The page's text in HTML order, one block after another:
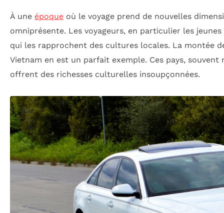
À une époque où le voyage prend de nouvelles
omniprésente. Les voyageurs, en particulier les
qui les rapprochent des cultures locales. La montée
Vietnam en est un parfait exemple. Ces pays,
offrent des richesses culturelles insoupçonnées.